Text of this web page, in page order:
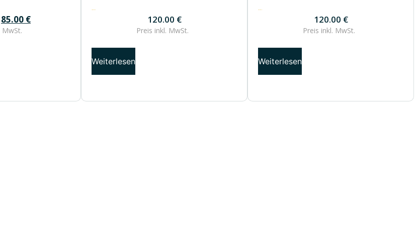
85.00 €
MwSt.
120.00 €
120.00 €
Preis inkl. MwSt.
Weiterlesen
120.00 €
120.00 €
Preis inkl. MwSt.
Weiterlesen